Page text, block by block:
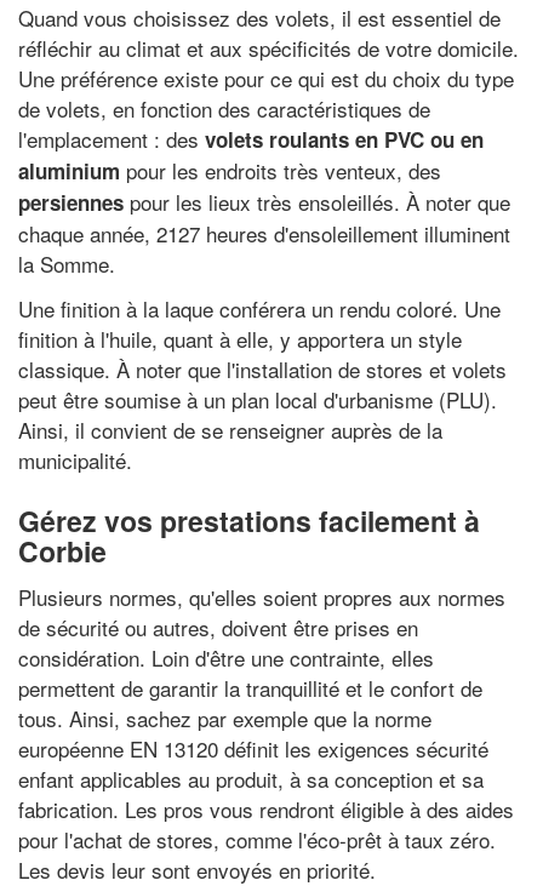
Quand vous choisissez des volets, il est essentiel de
réfléchir au climat et aux spécificités de votre domicile.
Une préférence existe pour ce qui est du choix du type
de volets, en fonction des caractéristiques de
l'emplacement : des volets roulants en PVC ou en
aluminium pour les endroits très venteux, des
persiennes pour les lieux très ensoleillés. À noter que
chaque année, 2127 heures d'ensoleillement illuminent
la Somme.
Une finition à la laque conférera un rendu coloré. Une
finition à l'huile, quant à elle, y apportera un style
classique. À noter que l'installation de stores et volets
peut être soumise à un plan local d'urbanisme (PLU).
Ainsi, il convient de se renseigner auprès de la
municipalité.
Gérez vos prestations facilement à
Corbie
Plusieurs normes, qu'elles soient propres aux normes
de sécurité ou autres, doivent être prises en
considération. Loin d'être une contrainte, elles
permettent de garantir la tranquillité et le confort de
tous. Ainsi, sachez par exemple que la norme
européenne EN 13120 définit les exigences sécurité
enfant applicables au produit, à sa conception et sa
fabrication. Les pros vous rendront éligible à des aides
pour l'achat de stores, comme l'éco-prêt à taux zéro.
Les devis leur sont envoyés en priorité.